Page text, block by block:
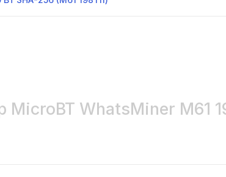
WhatsMiner M61